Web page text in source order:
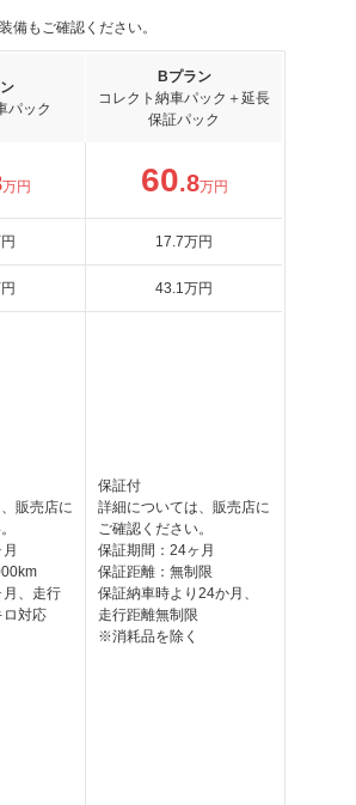
もご確認ください。
パック
Bプラン
コレクト納車パック＋延長
保証パック
万円 60.8万円
17.7万円
43.1万円
販売店に
、走行
対応
保証付
詳細については、販売店に
ご確認ください。
保証期間：24ヶ月
保証距離：無制限
保証納車時より24か月、
走行距離無制限
※消耗品を除く